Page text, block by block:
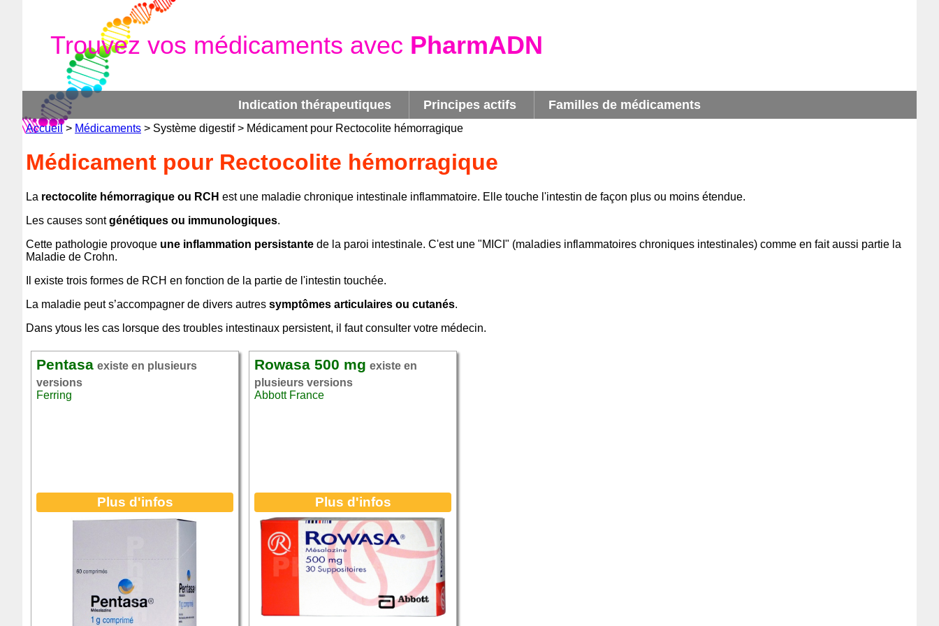
Trouvez vos médicaments avec PharmADN
Indication thérapeutiques Principes actifs Familles de médicaments
Accueil> Médicaments > Système digestif > Médicament pour Rectocolite hémorragique
Médicament pour Rectocolite hémorragique
La rectocolite hémorragique ou RCH est une maladie chronique intestinale inflammatoire. Elle touche l'intestin de façon plus ou moins étendue.
Les causes sontgénétiques ou immunologiques.
Cette pathologie provoque une inflammation persistante de la paroi intestinale. C'est une "MICI" (maladies inflammatoires chroniques intestinales) comme en fait aussi partie la
Maladie de Crohn.
Il existe trois formes de RCH en fonction de la partie de l'intestin touchée.
La maladie peut s’accompagner de divers autres symptômes articulaires ou cutanés.
Dans ytous les cas lorsque des troubles intestinaux persistent, il faut consulter votre médecin.
Pentasa existe en plusieurs
versions
Ferring
Plus d'infos
Rowasa 500 mg existe en
plusieurs versions
Abbott France
Plus d'infos